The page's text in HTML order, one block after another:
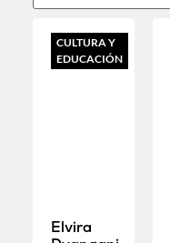
CULTURA Y
EDUCACIÓN
Elvira